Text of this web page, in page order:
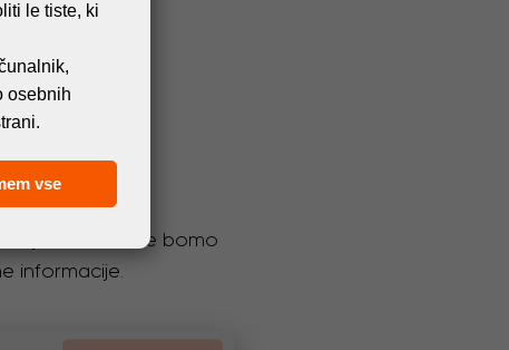
da ne bomo
informacije.
le tiste, ki
osebnih
vse